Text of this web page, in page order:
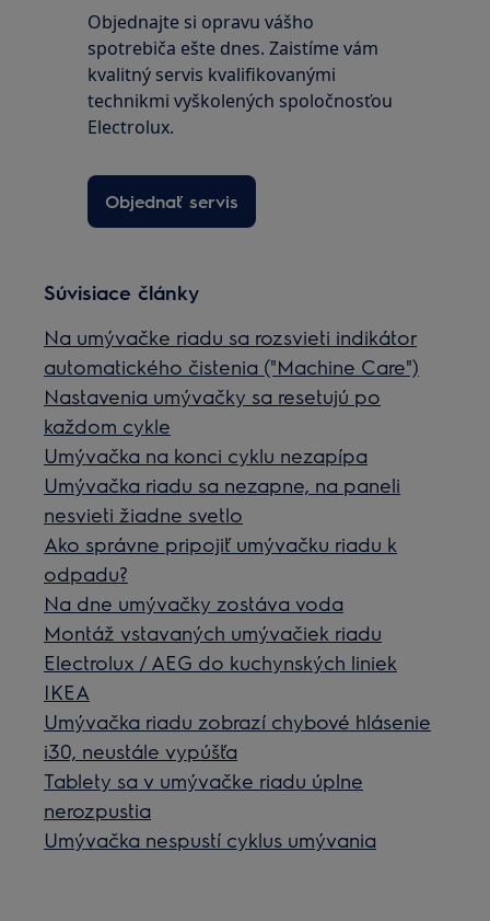
Objednajte si opravu vášho
spotrebiča ešte dnes. Zaistíme vám
kvalitný servis kvalifikovanými
technikmi vyškolených spoločnosťou
Electrolux.
Objednať servis
Súvisiace články
Na umývačke riadu sa rozsvieti indikátor
automatického čistenia ("Machine Care")
Nastavenia umývačky sa resetujú po
každom cykle
Umývačka na konci cyklu nezapípa
Umývačka riadu sa nezapne, na paneli
nesvieti žiadne svetlo
Ako správne pripojiť umývačku riadu k
odpadu?
Na dne umývačky zostáva voda
Montáž vstavaných umývačiek riadu
Electrolux / AEG do kuchynských liniek
IKEA
Umývačka riadu zobrazí chybové hlásenie
i30, neustále vypúšťa
Tablety sa v umývačke riadu úplne
nerozpustia
Umývačka nespustí cyklus umývania